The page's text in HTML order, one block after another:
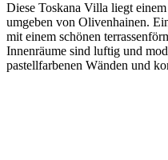
Diese Toskana Villa liegt
umgeben von Olivenhainen.
mit einem schönen
Innenräume sind luftig und
pastellfarbenen Wänden und